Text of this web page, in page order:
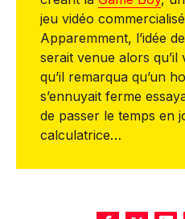
jeu vidéo
Apparemment, l’idée
serait venue alors
qu’il remarqua qu’un
s’ennuyait ferme
de passer le temps en
calculatrice…